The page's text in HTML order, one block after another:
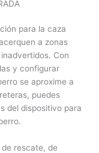
para la caza
a zonas
Con
y configurar
se aproxime a
puedes
del dispositivo para
rescate, de